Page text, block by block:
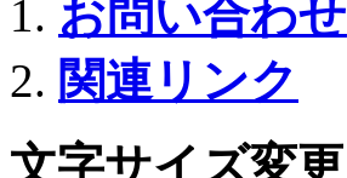
お問い合わせ
関連リンク
文字サイズ変更